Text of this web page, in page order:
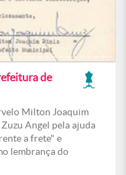
de
Milton Joaquim
Angel pela ajuda
a frete" e
lembrança do